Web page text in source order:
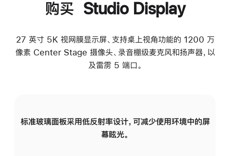
购买 Studio Display
27 英寸 5K 视网膜显示屏、支持桌上视角功能的 1200 万
像素 Center Stage 摄像头、录音棚级麦克风和扬声器，以
及雷雳 5 端口。
标准玻璃面板采用低反射率设计，可减少使用环境中的屏
幕眩光。